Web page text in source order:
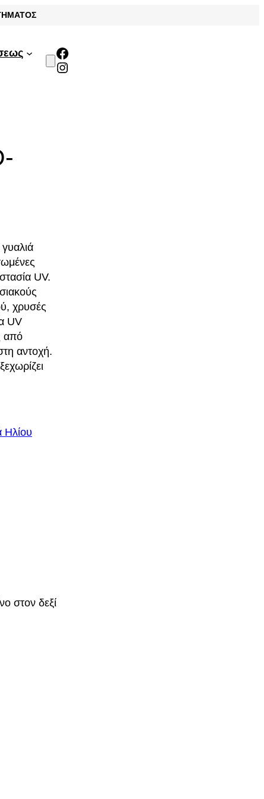
Facebook
Instagram
UV.
χρυσές
UV
από
αντοχή.
Ηλίου
στον δεξί